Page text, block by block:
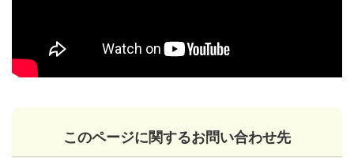
このページに関するお問い合わせ先